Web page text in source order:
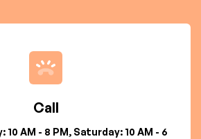
Call
10 AM - 8 PM, Saturday: 10 AM - 6